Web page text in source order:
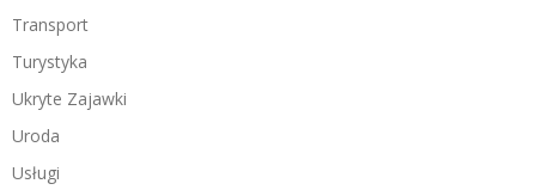
Transport
Turystyka
Ukryte Zajawki
Uroda
Usługi